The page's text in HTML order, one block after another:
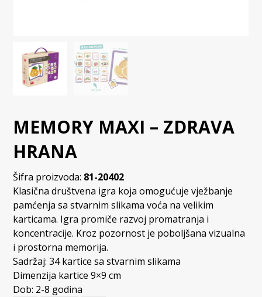
MEMORY MAXI – ZDRAVA
HRANA
Šifra proizvoda: 81-20402
Klasična društvena igra koja omogućuje vježbanje
pamćenja sa stvarnim slikama voća na velikim
karticama. Igra promiče razvoj promatranja i
koncentracije. Kroz pozornost je poboljšana vizualna
i prostorna memorija.
Sadržaj: 34 kartice sa stvarnim slikama
Dimenzija kartice 9×9 cm
Dob: 2-8 godina